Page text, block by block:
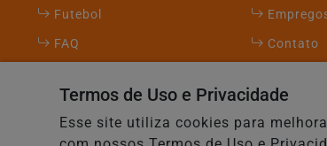
Futebol
FAQ
Contato
Termos de Uso e Privacidade
Esse site utiliza cookies para